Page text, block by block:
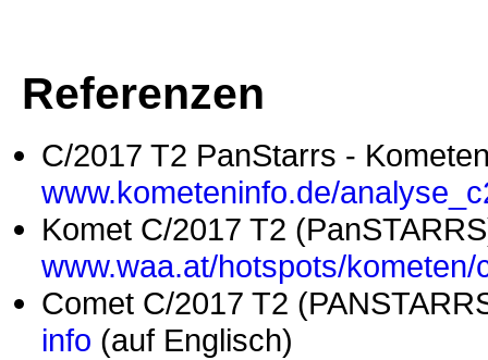
Referenzen
C/2017 T2 PanStarrs -
www.kometeninfo.de/
Komet C/2017 T2
www.waa.at/hotspots/
Comet C/2017 T2
info (auf Englisch)